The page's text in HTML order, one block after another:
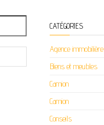
CATÉGORIES
Agence immobilière
Biens et meubles
Camion
Camion
Conseils